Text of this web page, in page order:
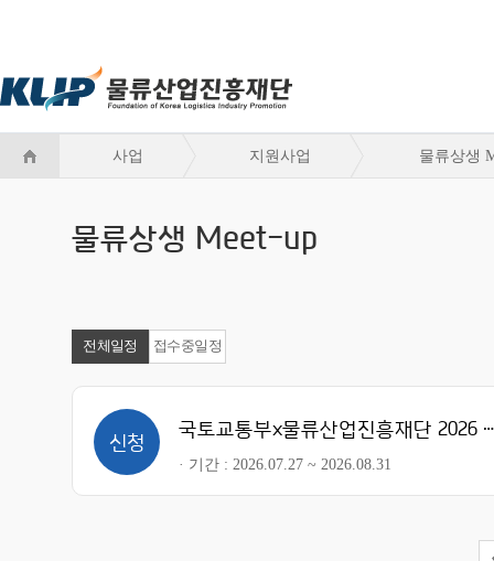
사업 지원사업 물류상생
물류상생 Meet-up
전체일정 접수중일정
신청 국토교통부x물류산업진흥재단 2026 물류상생 Meet-up
기간 2026.07.27 ~ 2026.08.31